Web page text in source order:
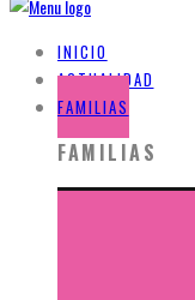
INICIO
ACTUALIDAD
FAMILIAS
FAMILIAS